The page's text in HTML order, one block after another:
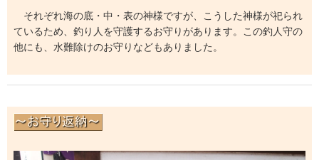
それぞれ海の底・中・表の神様ですが、こうした神様が祀られ
ているため、釣り人を守護するお守りがあります。この釣人守の
他にも、水難除けのお守りなどもありました。